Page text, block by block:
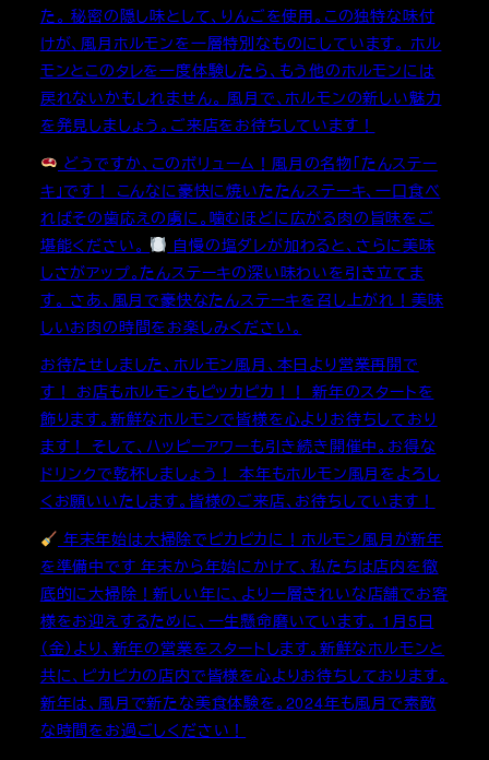
た。 秘密の隠し味として、りんごを使用。この独特な味付
けが、風月ホルモンを一層特別なものにしています。 ホル
モンとこのタレを一度体験したら、もう他のホルモンには
戻れないかもしれません。 風月で、ホルモンの新しい魅力
を発見しましょう。ご来店をお待ちしています！
どうですか、このボリューム！風月の名物「たんステー
キ」です！ こんなに豪快に焼いたたんステーキ、一口食べ
ればその歯応えの虜に。噛むほどに広がる肉の旨味をご
堪能ください。
自慢の塩ダレが加わると、さらに美味
しさがアップ。たんステーキの深い味わいを引き立てま
す。 さあ、風月で豪快なたんステーキを召し上がれ！美味
しいお肉の時間をお楽しみください。
お待たせしました、ホルモン風月、本日より営業再開で
す！ お店もホルモンもピッカピカ！！ 新年のスタートを
飾ります。新鮮なホルモンで皆様を心よりお待ちしており
ます！ そして、ハッピーアワーも引き続き開催中。お得な
ドリンクで乾杯しましょう！ 本年もホルモン風月をよろし
くお願いいたします。皆様のご来店、お待ちしています！
年末年始は大掃除でピカピカに！ホルモン風月が新年
を準備中です 年末から年始にかけて、私たちは店内を徹
底的に大掃除！新しい年に、より一層きれいな店舗でお客
様をお迎えするために、一生懸命磨いています。 1月5日
（金）より、新年の営業をスタートします。新鮮なホルモンと
共に、ピカピカの店内で皆様を心よりお待ちしております。
新年は、風月で新たな美食体験を。2024年も風月で素敵
な時間をお過ごしください！